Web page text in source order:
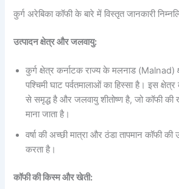
कुर्ग अरेबिका कॉफी के बारे में विस्तृत जानकारी
उत्पादन क्षेत्र और जलवायु:
कुर्ग क्षेत्र कर्नाटक राज्य के मलनाड (Malnad)
पश्चिमी घाट पर्वतमालाओं का हिस्सा है। इस क्षेत्र
से समृद्ध है और जलवायु शीतोष्ण है, जो कॉफी
माना जाता है।
वर्षा की अच्छी मात्रा और ठंडा तापमान कॉफी की
करता है।
कॉफी की किस्म और खेती: